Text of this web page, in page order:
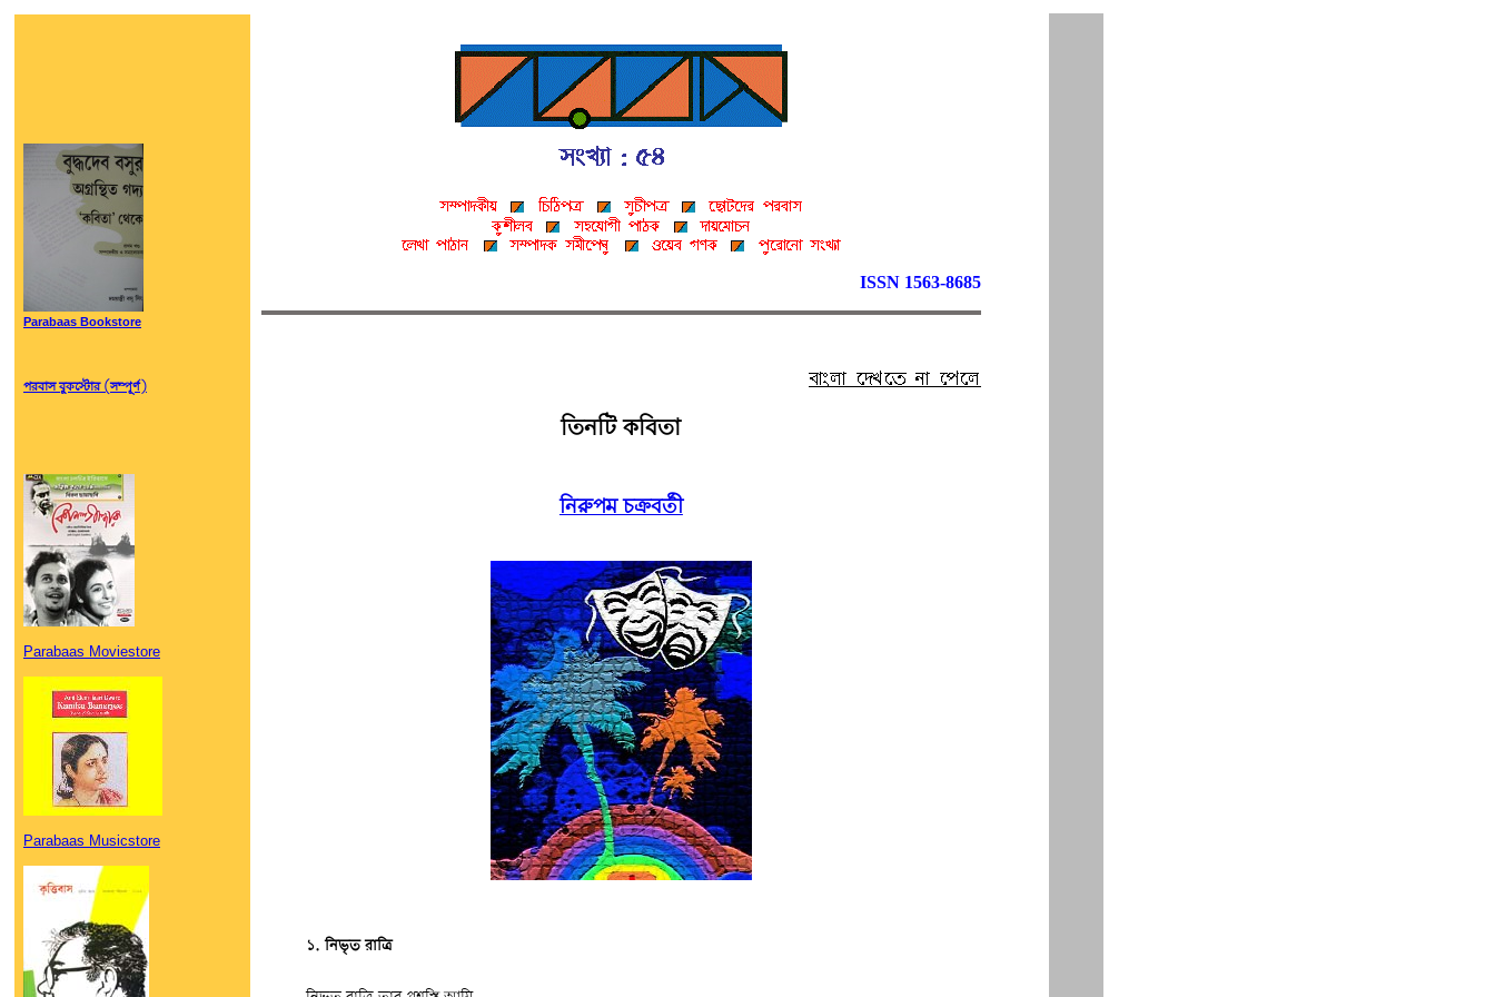
Parabaas Bookstore
পরবাস বুকস্টোর (সম্পূর্ণ)
Parabaas Moviestore
Parabaas Musicstore
ISSN 1563-8685
তিনটি কবিতা
নিরুপম চক্রবর্তী
১. নিভৃত রাত্রি